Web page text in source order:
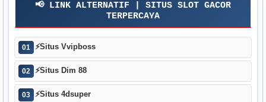
📢 LINK ALTERNATIF | SITUS SLOT GACOR
TERPERCAYA
01 ⚡Situs Vvipboss
02 ⚡Situs Dim 88
03 ⚡Situs 4dsuper